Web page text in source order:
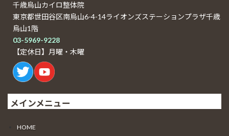
千歳烏山カイロ整体院
東京都世田谷区南烏山6-4-14ライオンズステーションプラザ千歳
烏山1階
03-5969-9228
【定休日】月曜・木曜
メインメニュー
HOME